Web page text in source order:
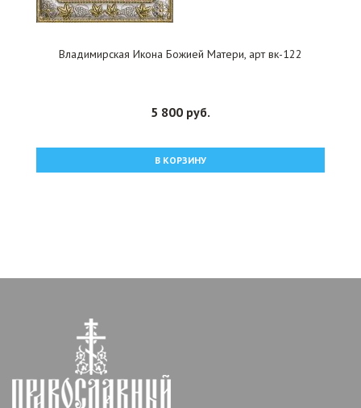
Владимирская Икона Божией Матери, арт вк-122
5 800 руб.
В КОРЗИНУ